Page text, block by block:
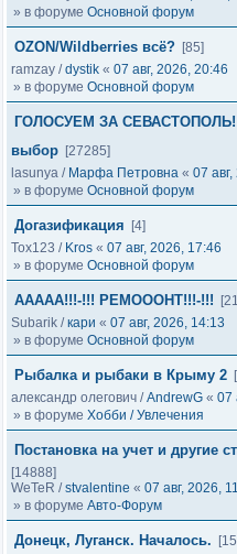
» в форуме Основной форум
OZON/Wildberries всё? [85]
ramzay /dystik « 07 авг, 2026, 20:46
» в форуме Основной форум
ГОЛОСУЕМ ЗА СЕВАСТОПОЛЬ!
выбор [27285]
lasunya / Марфа Петровна « 07
» в форуме Основной форум
Догазификация
[4]
Tox123 / Kros « 07 авг, 2026, 17:46
» в форуме Основной форум
ААААА!!!-!!! РЕМОООНТ!!!-!!!
Subarik /кари « 07 авг, 2026, 14:13
» в форуме Основной форум
Рыбалка и рыбаки в Крыму 2
александр олегович /AndrewG « 07
» в форуме Хобби / Увлечения
Постановка на учет и другие
[14888]
WeTeR /stvalentine « 07 авг, 2026,
» в форуме Авто-Форум
Донецк, Луганск. Началось.